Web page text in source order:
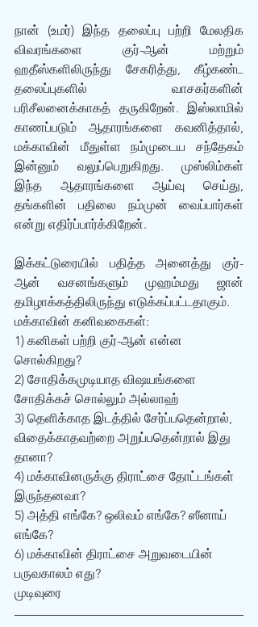
நான் (உமர்) இந்த தலைப்பு பற்றி மேலதிக
விவரங்களை குர்-ஆன் மற்றும்
ஹதீஸ்களிலிருந்து சேகரித்து, கீழ்கண்ட
தலைப்புகளில் வாசகர்களின்
பரிசீலனைக்காகத் தருகிறேன். இஸ்லாமில்
காணப்படும் ஆதாரங்களை கவனித்தால்,
மக்காவின் மீதுள்ள நம்முடைய சந்தேகம்
இன்னும் வலுப்பெறுகிறது. முஸ்லிம்கள்
இந்த ஆதாரங்களை ஆய்வு செய்து,
தங்களின் பதிலை நம்முன் வைப்பார்கள்
என்று எதிர்ப்பார்க்கிறேன்.
இக்கட்டுரையில் பதித்த அனைத்து குர்-
ஆன் வசனங்களும் முஹம்மது ஜான்
தமிழாக்கத்திலிருந்து எடுக்கப்பட்டதாகும்.
மக்காவின் கனிவகைகள்:
1) கனிகள் பற்றி குர்-ஆன் என்ன
சொல்கிறது?
2) சோதிக்கமுடியாத விஷயங்களை
சோதிக்கச் சொல்லும் அல்லாஹ்
3) தெளிக்காத இடத்தில் சேர்ப்பதென்றால்,
விதைக்காதவற்றை அறுப்பதென்றால் இது
தானா?
4) மக்காவினருக்கு திராட்சை தோட்டங்கள்
இருந்தனவா?
5) அத்தி எங்கே? ஒலிவம் எங்கே? ஸீனாய்
எங்கே?
6) மக்காவின் திராட்சை அறுவடையின்
பருவகாலம் எது?
முடிவுரை